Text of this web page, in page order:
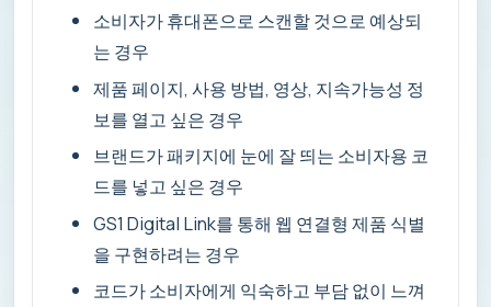
소비자가 휴대폰으로 스캔할 것으로 예상되
는 경우
제품 페이지, 사용 방법, 영상, 지속가능성 정
보를 열고 싶은 경우
브랜드가 패키지에 눈에 잘 띄는 소비자용 코
드를 넣고 싶은 경우
GS1 Digital Link를 통해 웹 연결형 제품 식별
을 구현하려는 경우
코드가 소비자에게 익숙하고 부담 없이 느껴